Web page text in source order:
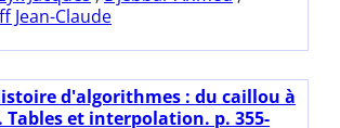
Jean-Claude
d'algorithmes : du caillou à
Tables et interpolation. p. 355-